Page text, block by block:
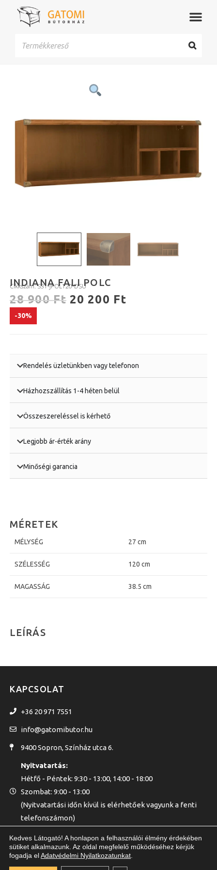
INDIANA FALI POLC
Cikkszám: S31-JPOL120-DSU
28 900Ft 20 200 Ft
-30%
Rendelés üzletünkben vagy telefonon
Házhozszállítás 1-4 héten belül
Összeszereléssel is kérhető
Legjobb ár-érték arány
Minőségi garancia
LEÍRÁS
MÉRETEK
MÉLYSÉG 27 cm
SZÉLESSÉG 120 cm
MAGASSÁG 38.5 cm
KAPCSOLAT
+36 20 971 7551
info@gatomibutor.hu
9400 Sopron, Színház utca 6.
Nyitvatartás:
Hétfő - Péntek: 9:30 - 13:00, 14:00 - 18:00
Szombat: 9:00 - 13:00
(Nyitvatartási időn kívül is elérhetőek vagyunk a fenti
telefonszámon)
Kedves Látogató! A honlapon a felhasználói élmény érdekében
sütiket alkalmazunk. Az oldal megfelelő működéséhez kérjük
fogadja elAdatvédelmi Nyilatkozatunkat